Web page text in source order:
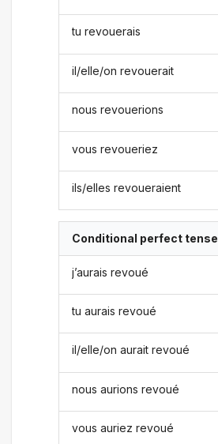
tu revouerais
il/elle/on revouerait
nous revouerions
vous revoueriez
ils/elles revoueraient
Conditional perfect tense
j’aurais revoué
tu aurais revoué
il/elle/on aurait revoué
nous aurions revoué
vous auriez revoué